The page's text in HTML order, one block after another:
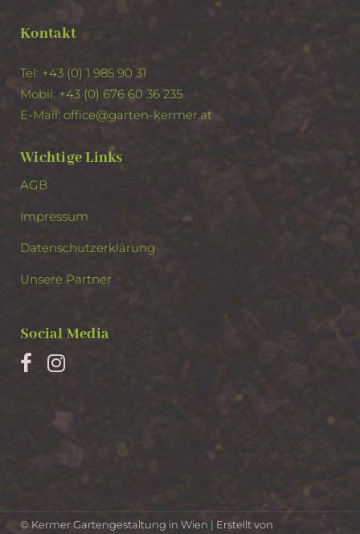
Kontakt
Tel: +43 (0) 1 985 90 31
Mobil: +43 (0) 676 60 36 235
E-Mail: office@garten-kermer.at
Wichtige Links
AGB
Impressum
Datenschutzerklärung
Unsere Partner
Social Media
© Kermer Gartengestaltung in Wien | Erstellt von